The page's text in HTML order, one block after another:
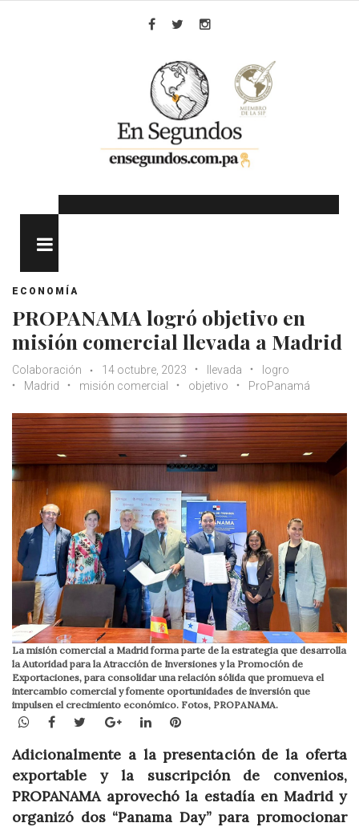
ECONOMÍA
PROPANAMA logró objetivo en
misión comercial llevada a Madrid
Colaboración 14 octubre, 2023 llevada
logro
Madrid
misión comercial objetivo ProPanamá
La misión comercial a Madrid forma parte de la estrategia que desarrolla
la Autoridad para la Atracción de Inversiones y la Promoción de
Exportaciones, para consolidar una relación sólida que promueva el
intercambio comercial y fomente oportunidades de inversión que
impulsen el crecimiento económico. Fotos, PROPANAMA.
WhatsApp
Facebook
TwitterGoogle+LinkedInPinterest
Adicionalmente a la presentación de la oferta
exportable y la suscripción de convenios,
PROPANAMA aprovechó la estadía en Madrid y
organizó dos “Panama Day” para promocionar